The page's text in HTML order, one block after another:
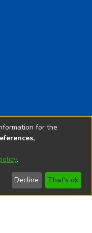
estan
- Implementado por
for the
.
Decline That's ok